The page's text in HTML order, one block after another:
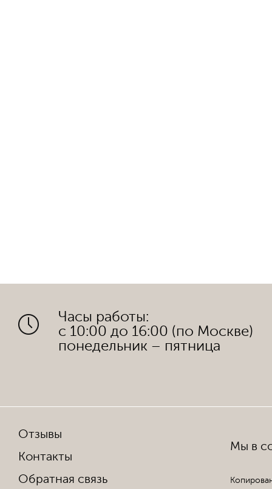
Часы работы:
с 10:00 до 16:00 (по Москве)
понедельник – пятница
Отзывы
Контакты
Обратная связь
Мы в